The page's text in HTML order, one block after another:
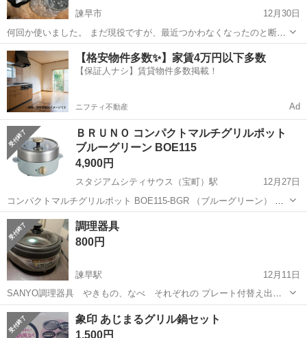
諫早市
12月30日
何回か使いました。 まだ現役ですが、最近つかわなくなったのと断捨
離したい理由もあり手放します。 諫早の日大高校そばのダイレックス
駐車場まで取りに来てくれる方ご検討ください。 1/2まで掲載し、引取
り手がなければ削除します。
長崎 諫早市 キッチン家電 タイガー
【格安物件多数✨】家賃4万円以下多数
【保証人ナシ】賃貸物件多数掲載！
ニフティ不動産 Ad
ＢＲＵＮＯ コンパクトマルチグリルポット
ブルーグリーン BOE115
4,900円
スタジアムシティサウス（宝町）駅
12月27日
コンパクトマルチグリルポット BOE115-BGR （ブルーグリーン） ブ
ランド：BRUNO 形状：円形 付属プレート：焼肉プレート グリル鍋特
徴：丸洗い可能 色：グリーン系 消費電力（W）：600.0 W 幅(mm)：
23...
長崎 長崎市 スタジアムシティサウス（宝町）駅
キッチン家電 BRUNO
調理器具
800円
諫早駅
12月11日
SANYO調理器具 やきもの、なべ それぞれの プレート付替え出来
て、洗えるます 使用頻度は少ないと思いますが、年式は古いです
2001年 説明書、箱ありません 写真1枚目にありますが、通電は確認
済み
長崎 諫早市 諫早駅 キッチン家電 なべ
象印 あじまるグリル鍋セット
1,500円